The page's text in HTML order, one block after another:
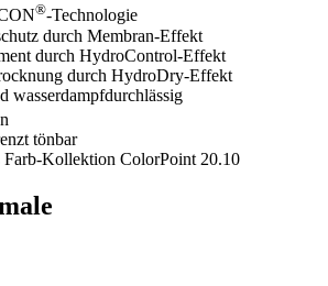
®-Technologie
durch Membran-Effekt
durch HydroControl-Effekt
durch HydroDry-Effekt
wasserdampfdurchlässig
tönbar
Farb-Kollektion ColorPoint 20.10